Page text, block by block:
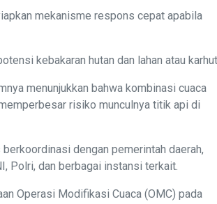
mekanisme respons cepat apabila
kebakaran hutan dan lahan atau
menunjukkan bahwa kombinasi cuaca
risiko munculnya titik api di
dengan pemerintah daerah,
Polri, dan berbagai instansi terkait.
Operasi Modifikasi Cuaca (OMC) pada